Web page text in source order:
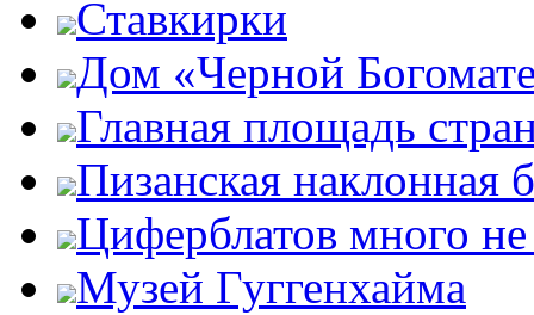
Ставкирки
Дом «Черной
Главная площадь
Пизанская наклонная
Циферблатов много
Музей Гуггенхайма